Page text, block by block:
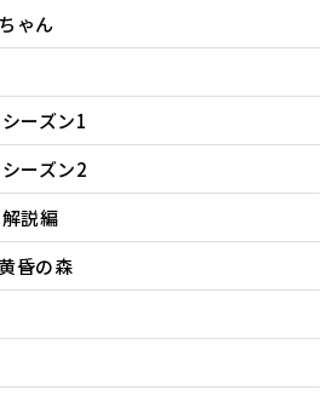
ゃん
ーズン1
ーズン2
説編
昏の森